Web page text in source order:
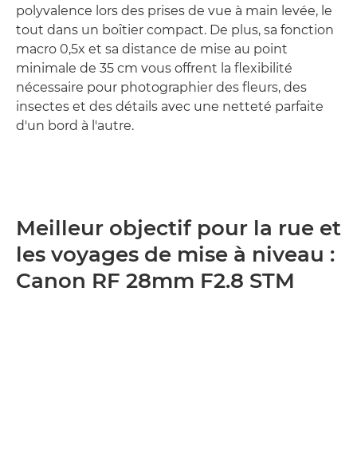
polyvalence lors des prises de vue à main levée, le
tout dans un boîtier compact. De plus, sa fonction
macro 0,5x et sa distance de mise au point
minimale de 35 cm vous offrent la flexibilité
nécessaire pour photographier des fleurs, des
insectes et des détails avec une netteté parfaite
d'un bord à l'autre.
Meilleur objectif pour la rue et
les voyages de mise à niveau :
Canon RF 28mm F2.8 STM